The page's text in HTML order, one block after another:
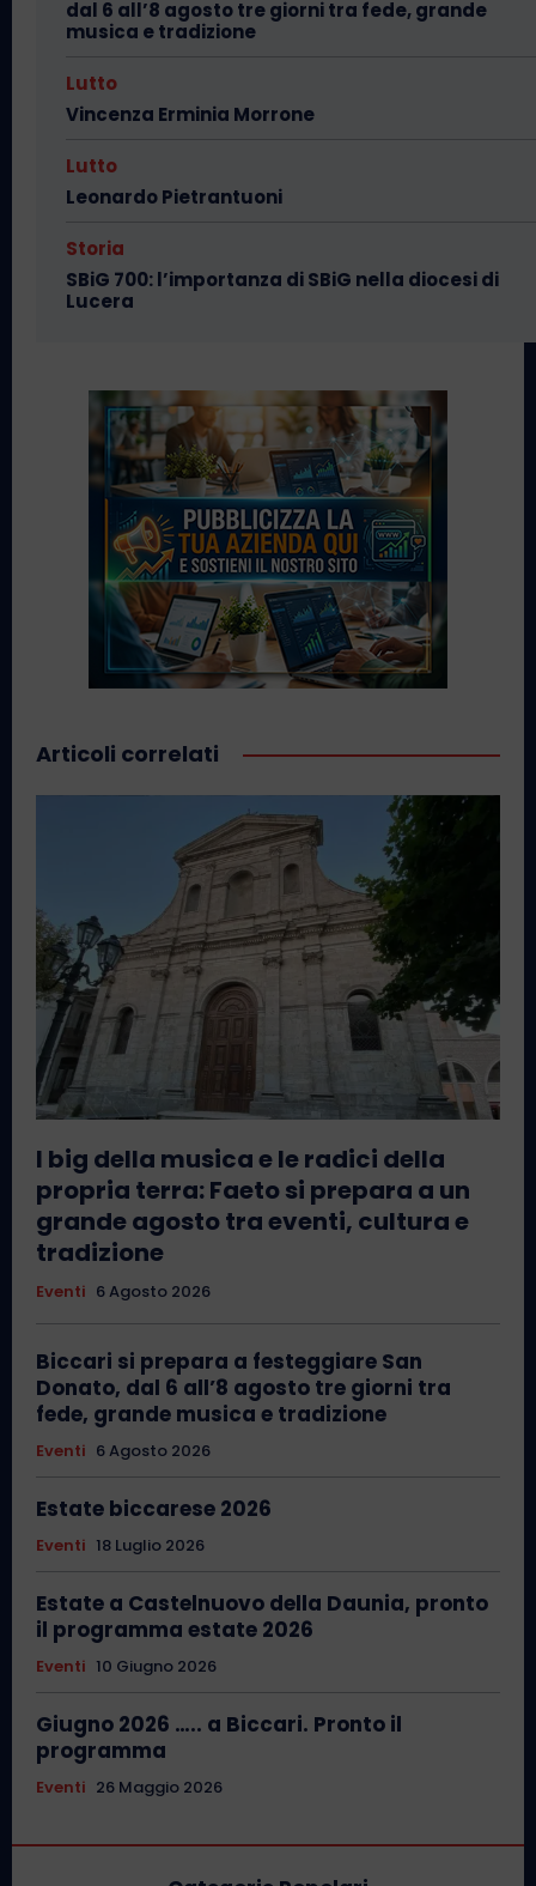
dal 6 all’8 agosto tre giorni tra fede, grande
musica e tradizione
Lutto
Vincenza Erminia Morrone
Lutto
Leonardo Pietrantuoni
Storia
SBiG 700: l’importanza di SBiG nella diocesi di
Lucera
Articoli correlati
I big della musica e le radici della
propria terra: Faeto si prepara a un
grande agosto tra eventi, cultura e
tradizione
Eventi 6 Agosto 2026
Biccari si prepara a festeggiare San
Donato, dal 6 all’8 agosto tre giorni tra
fede, grande musica e tradizione
Eventi 6 Agosto 2026
Estate biccarese 2026
Eventi 18 Luglio 2026
Estate a Castelnuovo della Daunia, pronto
il programma estate 2026
Eventi 10 Giugno 2026
Giugno 2026 ….. a Biccari. Pronto il
programma
Eventi 26 Maggio 2026